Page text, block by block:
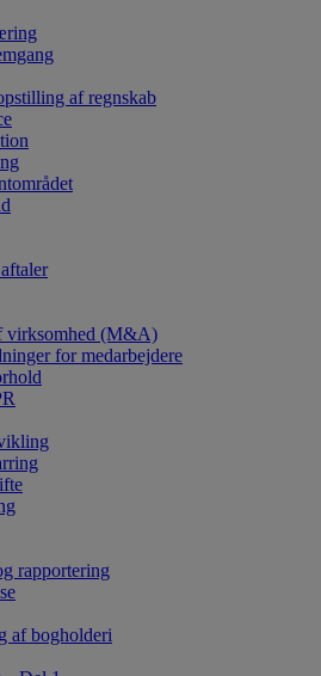
af regnskab
virksomhed (M&A)
for medarbejdere
rapportering
af bogholderi